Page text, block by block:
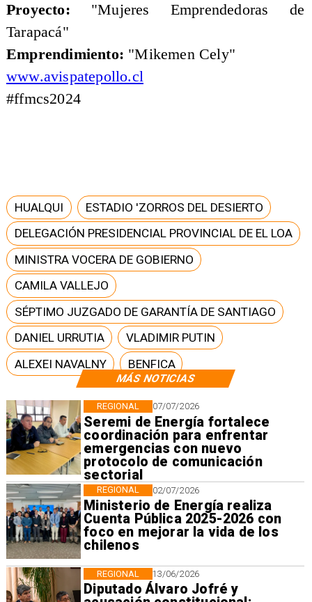
MÁS NOTICIAS
07/07/2026
Seremi de Energía fortalece
coordinación para enfrentar
emergencias con nuevo
protocolo de comunicación
sectorial
REGIONAL
02/07/2026
Ministerio de Energía realiza
Cuenta Pública 2025-2026 con
foco en mejorar la vida de los
chilenos
REGIONAL
13/06/2026
Diputado Álvaro Jofré y
REGIONAL
Proyecto: "Mujeres Emprendedoras de
Tarapacá"
Emprendimiento: "Mikemen Cely"
www.avispatepollo.cl
#ffmcs2024
HUALQUI
ESTADIO 'ZORROS DEL DESIERTO
DELEGACIÓN PRESIDENCIAL PROVINCIAL DE EL LOA
MINISTRA VOCERA DE GOBIERNO
CAMILA VALLEJO
SÉPTIMO JUZGADO DE GARANTÍA DE SANTIAGO
DANIEL URRUTIA
VLADIMIR PUTIN
ALEXEI NAVALNY
BENFICA